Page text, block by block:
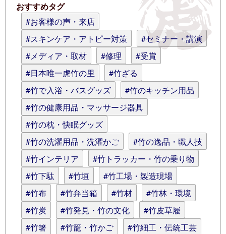
コメント (スタイル用のHTMLタグを使
えます)
おすすめタグ
#お客様の声・来店
#スキンケア・アトピー対策
#セミナー・講演
#メディア・取材
#修理
#受賞
#日本唯一虎竹の里
#竹ざる
#竹で入浴・バスグッズ
#竹のキッチン用品
#竹の健康用品・マッサージ器具
#竹の枕・快眠グッズ
#竹の洗濯用品・洗濯かご
#竹の逸品・職人技
#竹インテリア
#竹トラッカー・竹の乗り物
#竹下駄
#竹垣
#竹工場・製造現場
#竹布
#竹弁当箱 #竹材
#竹林・環境
#竹炭
#竹発見・竹の文化
#竹皮草履
#竹箸
#竹籠・竹かご
#竹細工・伝統工芸